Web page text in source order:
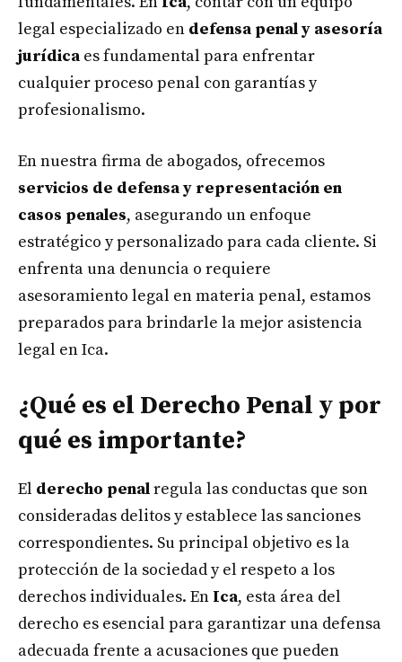
legal especializado en defensa penal y asesoría
jurídicaes fundamental para enfrentar
cualquier proceso penal con garantías y
profesionalismo.
En nuestra firma de abogados, ofrecemos
servicios de defensa y representación en
casos penales, asegurando un enfoque
estratégico y personalizado para cada cliente. Si
enfrenta una denuncia o requiere
asesoramiento legal en materia penal, estamos
preparados para brindarle la mejor asistencia
legal en Ica.
¿Qué es el Derecho Penal y por
qué es importante?
El derecho penalregula las conductas que son
consideradas delitos y establece las sanciones
correspondientes. Su principal objetivo es la
protección de la sociedad y el respeto a los
derechos individuales. En Ica, esta área del
derecho es esencial para garantizar una defensa
adecuada frente a acusaciones que pueden